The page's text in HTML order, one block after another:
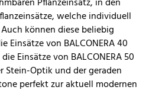
welche individuell
können diese beliebig
Einsätze von BALCONERA 40
Einsätze von BALCONERA 50
Stein-Optik und der geraden
perfekt zur aktuell modernen